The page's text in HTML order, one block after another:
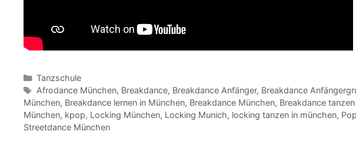
Kategorien
Tanzschule
Schlagwörter
Afrodance München, Breakdance, Breakdance Anfänger, Breakdance
München, Breakdance lernen in München, Breakdance München, Breakdance
München, kpop, Locking München, Locking Munich, locking tanzen in münchen,
Streetdance München